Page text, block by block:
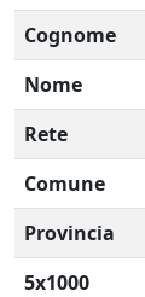
Cognome
Nome
Rete
Comune
Provincia
5x1000